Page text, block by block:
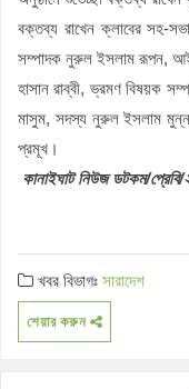
বক্তব্য রাখেন ক্লাবের সহ-
সম্পাদক নুরুল ইসলাম রূপন,
হাসান রাব্বী, ভ্রমণ বিষয়ক
মাসুম, সদস্য নুরুল ইসলাম
প্রমূখ।
কানাইঘাট নিউজ ডটকম/
খবর বিভাগঃসারাদেশ
শেয়ার করুন